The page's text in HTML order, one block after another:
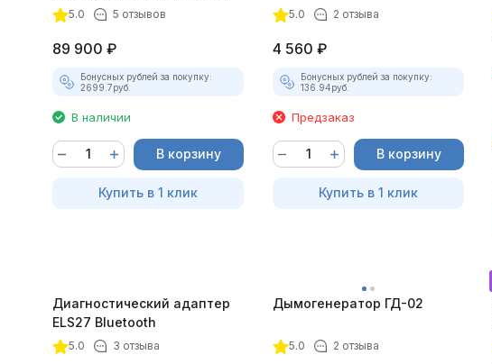
(Полный)
5.0 5 отзывов
89 900 ₽
Бонусных рублей за покупку:
2699.7руб.
В наличии
В корзину
Купить в 1 клик
5.0 2 отзыва
4 560 ₽
Бонусных рублей за покупку:
136.94руб.
Предзаказ
В корзину
Купить в 1 клик
Диагностический адаптер
ELS27 Bluetooth
5.0 3 отзыва
Дымогенератор ГД-02
5.0 2 отзыва